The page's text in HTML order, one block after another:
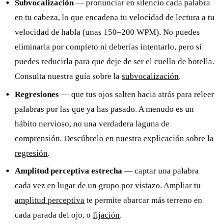
Subvocalización— pronunciar en silencio cada palabra
en tu cabeza, lo que encadena tu velocidad de lectura a tu
velocidad de habla (unas 150–200 WPM). No puedes
eliminarla por completo ni deberías intentarlo, pero sí
puedes reducirla para que deje de ser el cuello de botella.
Consulta nuestra guía sobre lasubvocalización.
Regresiones — que tus ojos salten hacia atrás para releer
palabras por las que ya has pasado. A menudo es un
hábito nervioso, no una verdadera laguna de
comprensión. Descúbrelo en nuestra explicación sobre la
regresión.
Amplitud perceptiva estrecha — captar una palabra
cada vez en lugar de un grupo por vistazo. Ampliar tu
amplitud perceptiva te permite abarcar más terreno en
cada parada del ojo, ofijación.